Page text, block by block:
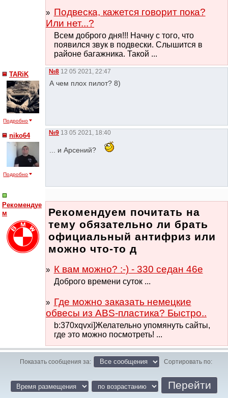
Подвеска, кажется говорит пока?
Или нет...?
Всем доброго дня!!! Начну с того, что
появился звук в подвески. Слышится в
районе багажника. Такой ...
TARiK
Подробно
№8 12 05 2021, 22:47
А чем плох пилот? 8)
niko64
Подробно
№9 13 05 2021, 18:40
... и Арсений?
Рекомендуе
м
Рекомендуем почитать на
тему обязательно ли брать
официальный антифриз или
можно что-то д
К вам можно? :-) - 330 седан 46е
Доброго времени суток ...
Где можно заказать немецкие
обвесы из ABS-пластика? Быстро..
b:370xqvxi]Желательно упомянуть сайты,
где это можно посмотреть! ...
Показать сообщения за: Сортировать по: